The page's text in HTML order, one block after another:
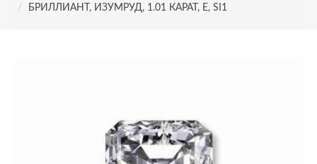
БРИЛЛИАНТ, ИЗУМРУД, 1.01 КАРАТ, E, SI1